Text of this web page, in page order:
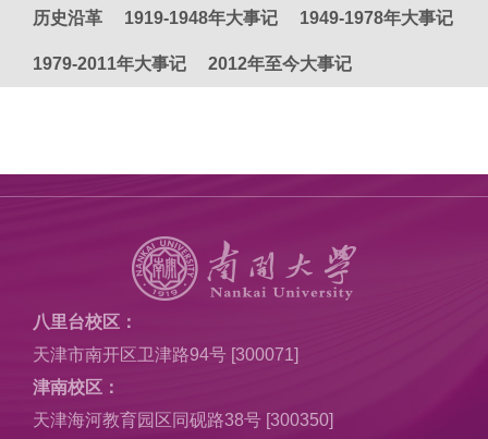
历史沿革 1919-1948年大事记 1949-1978年大事记
1979-2011年大事记 2012年至今大事记
八里台校区：
天津市南开区卫津路94号 [300071]
津南校区：
天津海河教育园区同砚路38号 [300350]